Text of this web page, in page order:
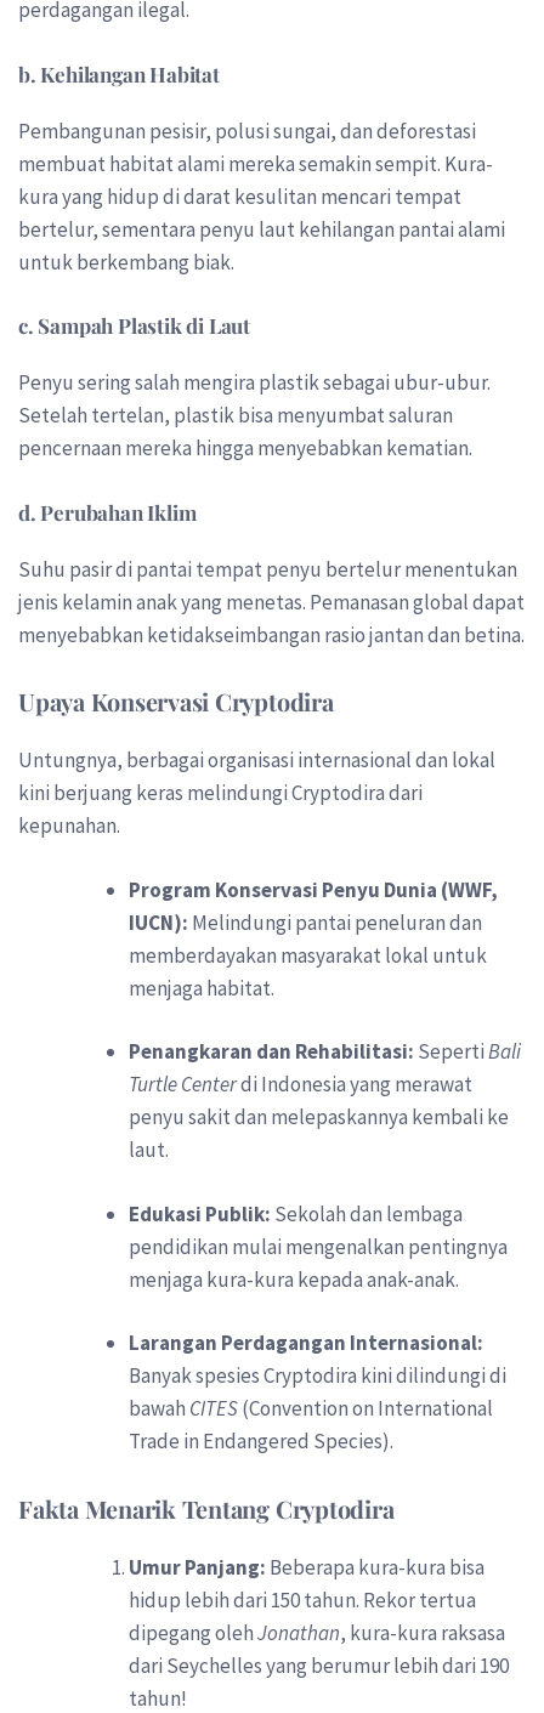
perdagangan ilegal.
b. Kehilangan Habitat
Pembangunan pesisir, polusi sungai, dan deforestasi
membuat habitat alami mereka semakin sempit. Kura-
kura yang hidup di darat kesulitan mencari tempat
bertelur, sementara penyu laut kehilangan pantai alami
untuk berkembang biak.
c. Sampah Plastik di Laut
Penyu sering salah mengira plastik sebagai ubur-ubur.
Setelah tertelan, plastik bisa menyumbat saluran
pencernaan mereka hingga menyebabkan kematian.
d. Perubahan Iklim
Suhu pasir di pantai tempat penyu bertelur menentukan
jenis kelamin anak yang menetas. Pemanasan global dapat
menyebabkan ketidakseimbangan rasio jantan dan betina.
Upaya Konservasi Cryptodira
Untungnya, berbagai organisasi internasional dan lokal
kini berjuang keras melindungi Cryptodira dari
kepunahan.
Program Konservasi Penyu Dunia (WWF,
IUCN): Melindungi pantai peneluran dan
memberdayakan masyarakat lokal untuk
menjaga habitat.
Penangkaran dan Rehabilitasi: SepertiBali
Turtle Centerdi Indonesia yang merawat
penyu sakit dan melepaskannya kembali ke
laut.
Edukasi Publik: Sekolah dan lembaga
pendidikan mulai mengenalkan pentingnya
menjaga kura-kura kepada anak-anak.
Larangan Perdagangan Internasional:
Banyak spesies Cryptodira kini dilindungi di
bawah CITES(Convention on International
Trade in Endangered Species).
Fakta Menarik Tentang Cryptodira
Umur Panjang: Beberapa kura-kura bisa
hidup lebih dari 150 tahun. Rekor tertua
dipegang olehJonathan, kura-kura raksasa
dari Seychelles yang berumur lebih dari 190
tahun!